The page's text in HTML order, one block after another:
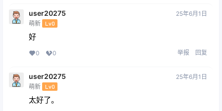
user20275
萌新 Lv0
25年6月1日
好
0 0 举报 回复
user20275
萌新 Lv0
25年6月1日
太好了。